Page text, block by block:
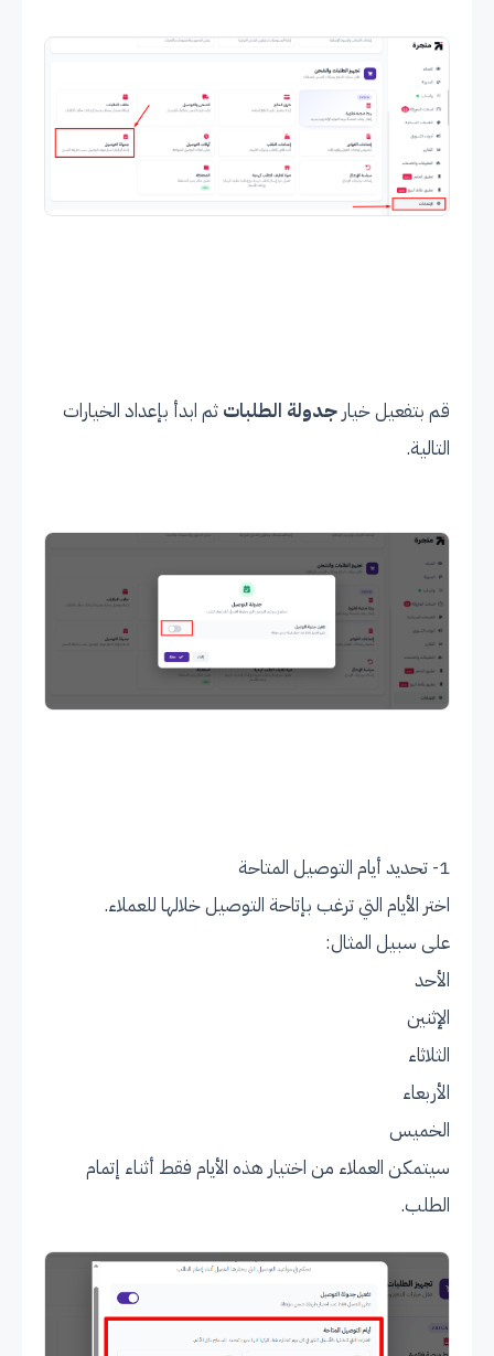
قم بتفعيل خيار جدولة الطلبات ثم ابدأ بإعداد الخيارات
التالية.
1- تحديد أيام التوصيل المتاحة
اختر الأيام التي ترغب بإتاحة التوصيل خلالها للعملاء.
على سبيل المثال:
الأحد
الإثنين
الثلاثاء
الأربعاء
الخميس
سيتمكن العملاء من اختيار هذه الأيام فقط أثناء إتمام
الطلب.